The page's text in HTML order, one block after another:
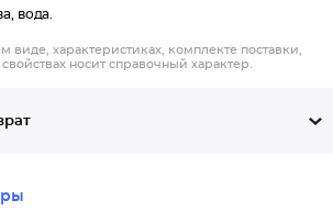
вода.
характеристиках, комплекте поставки,
носит справочный характер.